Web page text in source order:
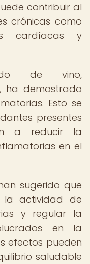
contribuir al
crónicas como
cardíacas y
de vino,
ha demostrado
Esto se
presentes
a reducir la
en el
sugerido que
la actividad de
y regular la
en la
efectos pueden
saludable